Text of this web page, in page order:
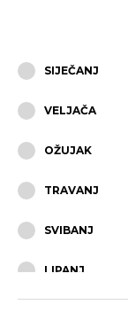
SIJEČANJ
VELJAČA
OŽUJAK
TRAVANJ
SVIBANJ
LIPANJ